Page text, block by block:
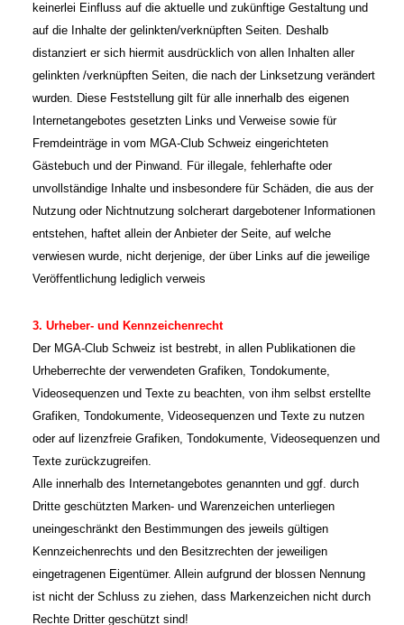
keinerlei Einfluss auf die aktuelle und zukünftige Gestaltung und
auf die Inhalte der gelinkten/verknüpften Seiten. Deshalb
distanziert er sich hiermit ausdrücklich von allen Inhalten aller
gelinkten /verknüpften Seiten, die nach der Linksetzung verändert
wurden. Diese Feststellung gilt für alle innerhalb des eigenen
Internetangebotes gesetzten Links und Verweise sowie für
Fremdeinträge in vom MGA-Club Schweiz eingerichteten
Gästebuch und der Pinwand. Für illegale, fehlerhafte oder
unvollständige Inhalte und insbesondere für Schäden, die aus der
Nutzung oder Nichtnutzung solcherart dargebotener Informationen
entstehen, haftet allein der Anbieter der Seite, auf welche
verwiesen wurde, nicht derjenige, der über Links auf die jeweilige
Veröffentlichung lediglich verweis
3. Urheber- und Kennzeichenrecht
Der MGA-Club Schweiz ist bestrebt, in allen Publikationen die
Urheberrechte der verwendeten Grafiken, Tondokumente,
Videosequenzen und Texte zu beachten, von ihm selbst erstellte
Grafiken, Tondokumente, Videosequenzen und Texte zu nutzen
oder auf lizenzfreie Grafiken, Tondokumente, Videosequenzen und
Texte zurückzugreifen.
Alle innerhalb des Internetangebotes genannten und ggf. durch
Dritte geschützten Marken- und Warenzeichen unterliegen
uneingeschränkt den Bestimmungen des jeweils gültigen
Kennzeichenrechts und den Besitzrechten der jeweiligen
eingetragenen Eigentümer. Allein aufgrund der blossen Nennung
ist nicht der Schluss zu ziehen, dass Markenzeichen nicht durch
Rechte Dritter geschützt sind!